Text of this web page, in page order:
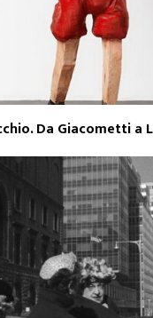
Da Giacometti a